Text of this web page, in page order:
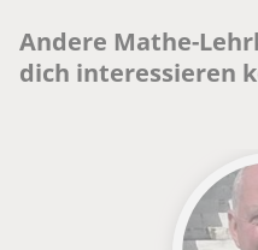
Andere Mathe-
dich interessieren